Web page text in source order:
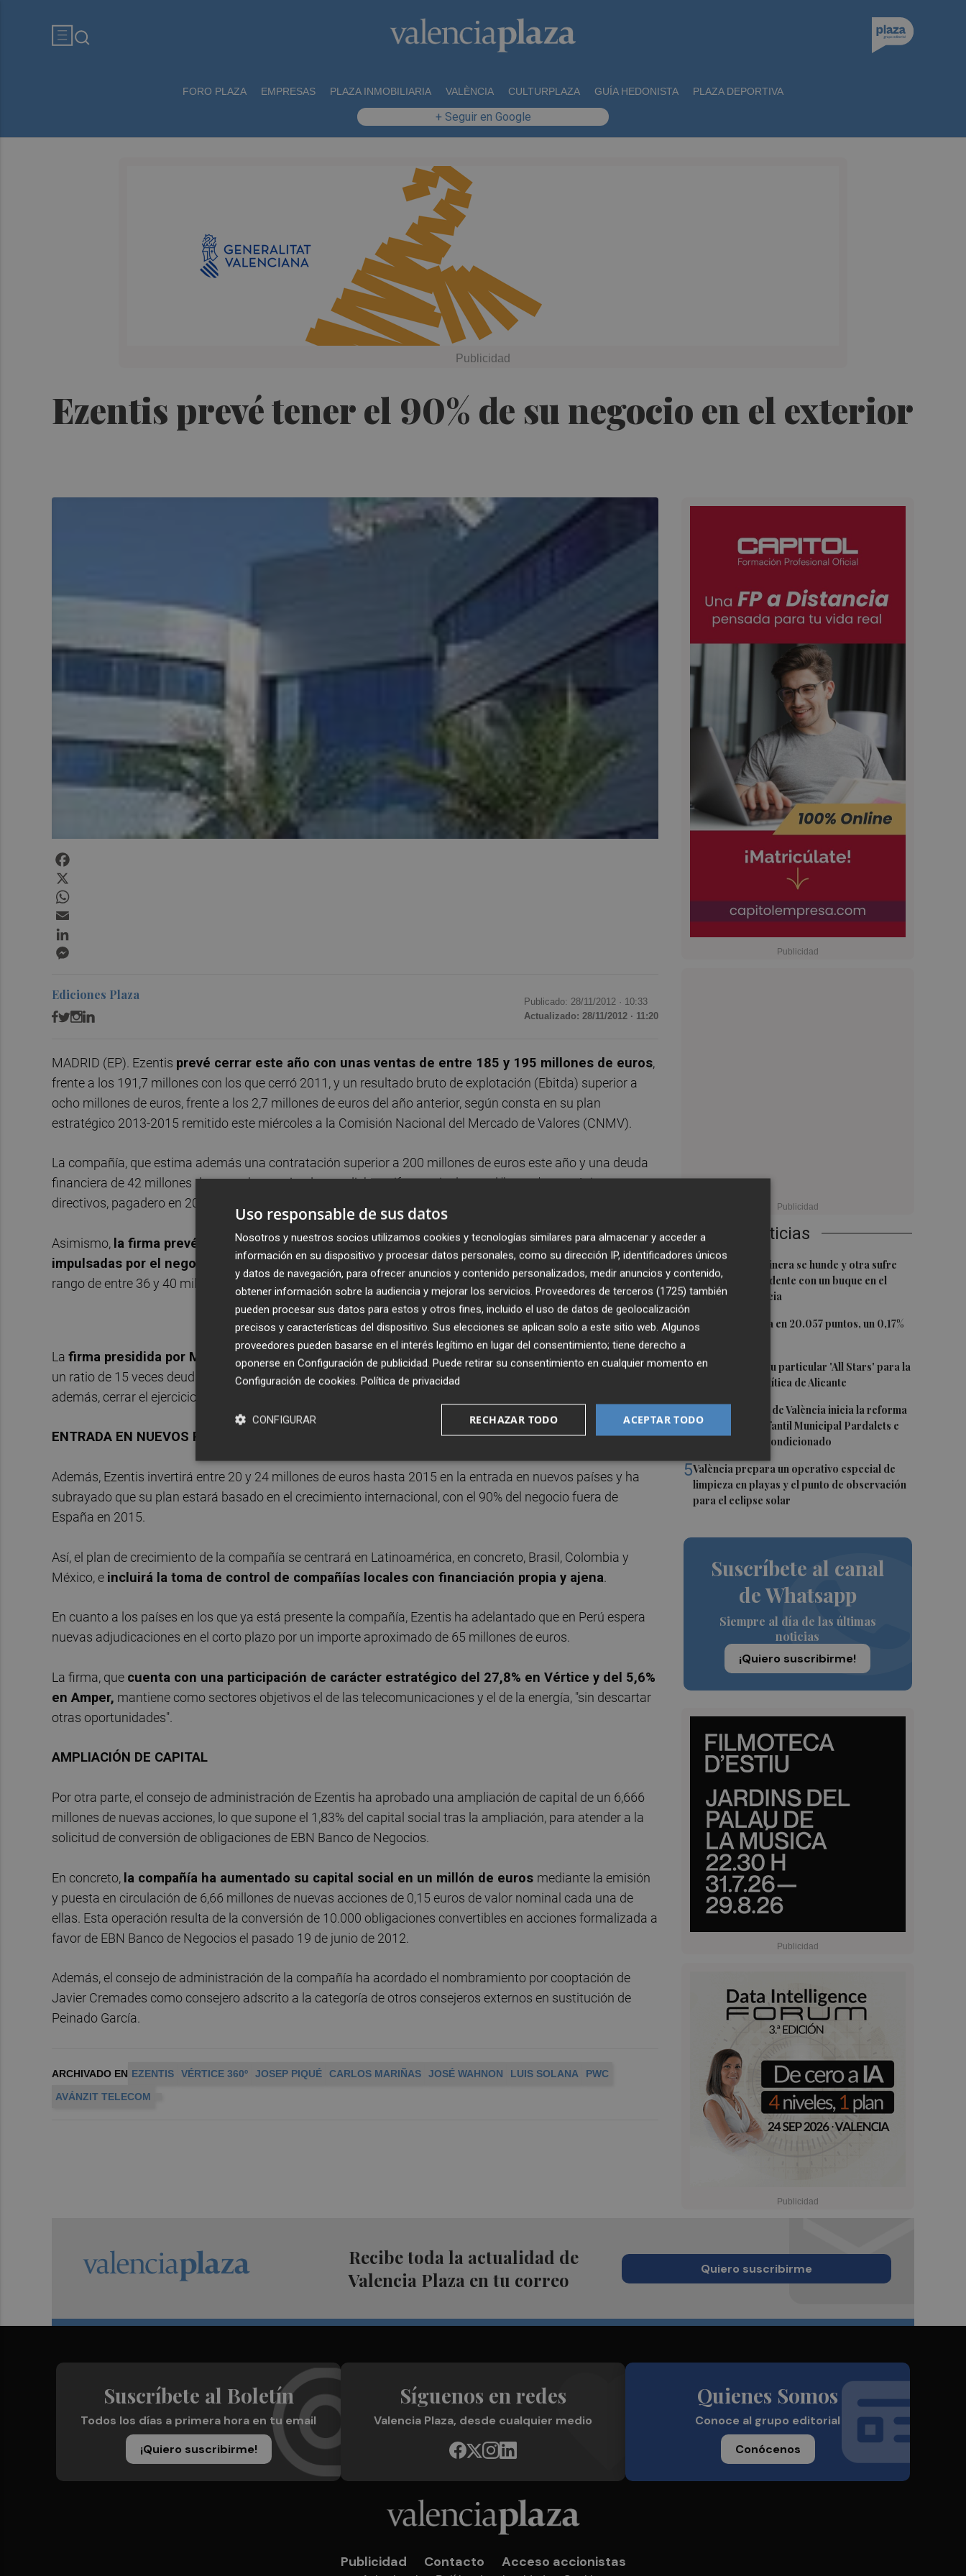
FORO PLAZA EMPRESAS PLAZA INMOBILIARIA VALÈNCIA CULTURPLAZA GUÍA HEDONISTA PLAZA DEPORTIVA
+ Seguir en Google
Ezentis prevé tener el 90% de su negocio en el exterior
Últimas Noticias
1 Una batea clochinera se hunde y otra sufre
daños en un incidente con un buque en el
puerto de Valencia
2El Ibex 35 cierra en 20.057 puntos, un 0,17%
3 El PSPV ultima su particular 'All Stars' para la
Conferencia Política de Alicante
4 El Ayuntamiento de València inicia la reforma
de la Escuela Infantil Municipal Pardalets e
instalará aire acondicionado
5València prepara un operativo especial de
limpieza en playas y el punto de observación
para el eclipse solar
Suscríbete al canal
de Whatsapp
Siempre al día de las últimas
noticias
¡Quiero suscribirme!
Ediciones Plaza Publicado: 28/11/2012 · 10:33
Actualizado: 28/11/2012 · 11:20
MADRID (EP). Ezentis prevé cerrar este año con unas ventas de entre 185 y 195 millones de euros,
frente a los 191,7 millones con los que cerró 2011, y un resultado bruto de explotación (Ebitda) superior a
ocho millones de euros, frente a los 2,7 millones de euros del año anterior, según consta en su plan
estratégico 2013-2015 remitido este miércoles a la Comisión Nacional del Mercado de Valores (CNMV).
La compañía, que estima además una contratación superior a 200 millones de euros este año y una deuda
financiera de 42 millones de euros, ha precisado que dichas cifras no incluyen el 'bonus' estratégico a
directivos, pagadero en 2015.
Asimismo, la firma prevé alcanzar unas ventas de entre 400 y 420 millones de euros en 2015
impulsadas por el negocio en Latinoamérica, así como incrementar su Ebitda hasta situarlo en una
rango de entre 36 y 40 millones de euros.
La firma presidida por Manuel García Duránha indicado que en solo un año la compañía ha pasado de
un ratio de 15 veces deuda financiera sobre Ebitda a un ratio de cinco a seis veces en 2012 y estiman,
además, cerrar el ejercicio 2015 con un ratio de deuda financiera de entre 1 y 2 veces Ebitda.
ENTRADA EN NUEVOS PAÍSES
Además, Ezentis invertirá entre 20 y 24 millones de euros hasta 2015 en la entrada en nuevos países y ha
subrayado que su plan estará basado en el crecimiento internacional, con el 90% del negocio fuera de
España en 2015.
Así, el plan de crecimiento de la compañía se centrará en Latinoamérica, en concreto, Brasil, Colombia y
México, e incluirá la toma de control de compañías locales con financiación propia y ajena.
En cuanto a los países en los que ya está presente la compañía, Ezentis ha adelantado que en Perú espera
nuevas adjudicaciones en el corto plazo por un importe aproximado de 65 millones de euros.
La firma, que cuenta con una participación de carácter estratégico del 27,8% en Vértice y del 5,6%
en Amper, mantiene como sectores objetivos el de las telecomunicaciones y el de la energía, "sin descartar
otras oportunidades".
AMPLIACIÓN DE CAPITAL
Por otra parte, el consejo de administración de Ezentis ha aprobado una ampliación de capital de un 6,666
millones de nuevas acciones, lo que supone el 1,83% del capital social tras la ampliación, para atender a la
solicitud de conversión de obligaciones de EBN Banco de Negocios.
En concreto, la compañía ha aumentado su capital social en un millón de euros mediante la emisión
y puesta en circulación de 6,66 millones de nuevas acciones de 0,15 euros de valor nominal cada una de
ellas. Esta operación resulta de la conversión de 10.000 obligaciones convertibles en acciones formalizada a
favor de EBN Banco de Negocios el pasado 19 de junio de 2012.
Además, el consejo de administración de la compañía ha acordado el nombramiento por cooptación de
Javier Cremades como consejero adscrito a la categoría de otros consejeros externos en sustitución de
Peinado García.
ARCHIVADO EN EZENTIS VÉRTICE 360º JOSEP PIQUÉ CARLOS MARIÑAS JOSÉ WAHNON LUIS SOLANA
PWC
AVÁNZIT TELECOM
Recibe toda la actualidad de
Valencia Plaza en tu correo
Quiero suscribirme
Suscríbete al Boletín
Todos los días a primera hora en tu email
¡Quiero suscribirme!
Síguenos en redes
Valencia Plaza, desde cualquier medio
Quienes Somos
Conoce al grupo editorial
Conócenos
Publicidad Contacto Acceso accionistas
Uso responsable de sus datos
Nosotros y nuestros socios utilizamos cookies y tecnologías similares para almacenar y acceder a
información en su dispositivo y procesar datos personales, como su dirección IP, identificadores únicos
y datos de navegación, para ofrecer anuncios y contenido personalizados, medir anuncios y contenido,
obtener información sobre la audiencia y mejorar los servicios. Proveedores de terceros (1725) también
pueden procesar sus datos para estos y otros fines, incluido el uso de datos de geolocalización
precisos y características del dispositivo. Sus elecciones se aplican solo a este sitio web. Algunos
proveedores pueden basarse en el interés legítimo en lugar del consentimiento; tiene derecho a
oponerse en Configuración de publicidad. Puede retirar su consentimiento en cualquier momento en
Configuración de cookies. Política de privacidad
ACEPTAR TODO
RECHAZAR TODO
CONFIGURAR